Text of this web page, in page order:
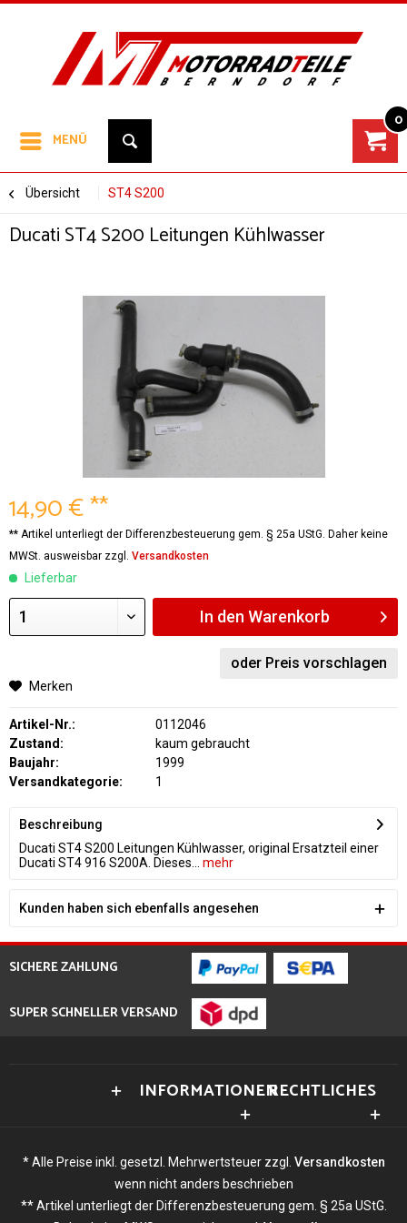
MENÜ
0
Übersicht ST4 S200
Ducati ST4 S200 Leitungen Kühlwasser
14,90 € **
** Artikel unterliegt der Differenzbesteuerung gem. § 25a UStG. Daher keine
MWSt. ausweisbar zzgl. Versandkosten
Lieferbar
In den Warenkorb
oder Preis vorschlagen
Merken
Artikel-Nr.:
0112046
Zustand:
kaum gebraucht
Baujahr:
1999
Versandkategorie:
1
Beschreibung
Ducati ST4 S200 Leitungen Kühlwasser, original Ersatzteil einer
Ducati ST4 916 S200A. Dieses...
mehr
Kunden haben sich ebenfalls angesehen
SICHERE ZAHLUNG
SUPER SCHNELLER VERSAND
INFORMATIONENRECHTLICHES
* Alle Preise inkl. gesetzl. Mehrwertsteuer zzgl. Versandkosten
wenn nicht anders beschrieben
** Artikel unterliegt der Differenzbesteuerung gem. § 25a UStG.